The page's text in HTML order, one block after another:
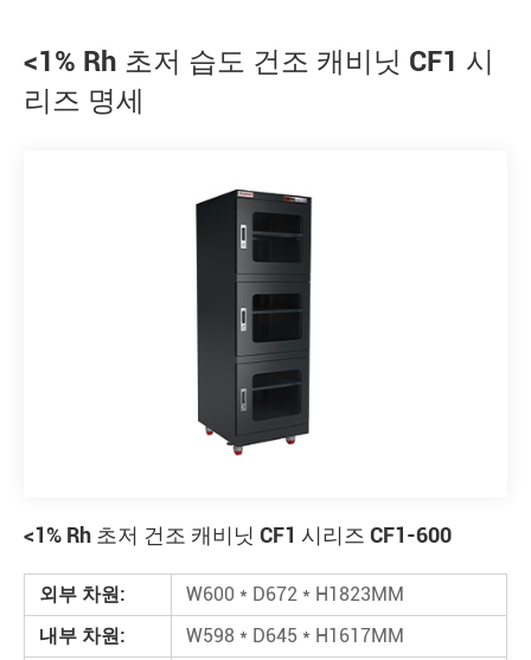
<1% Rh 초저 습도 건조 캐비닛 CF1 시
리즈 명세
<1% Rh 초저 건조 캐비닛 CF1 시리즈 CF1-600
외부 차원:
W600 * D672 * H1823MM
내부 차원:
W598 * D645 * H1617MM